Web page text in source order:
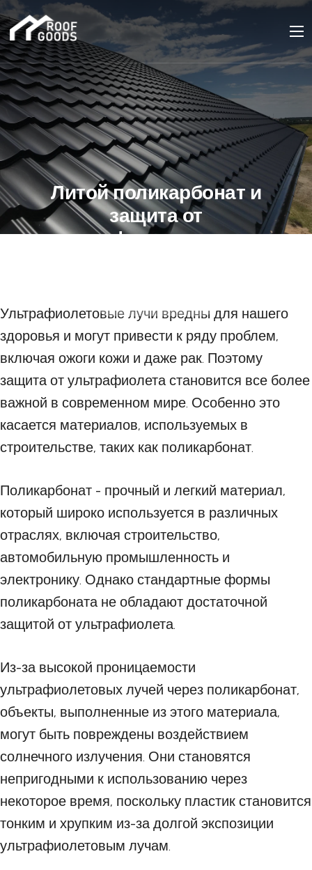
Литой поликарбонат и
защита от
ультрафиолета: новые
Ультрафиолетовые лучи вредны для нашего
здоровья и могут привести к ряду проблем,
включая ожоги кожи и даже рак. Поэтому
защита от ультрафиолета становится все более
важной в современном мире. Особенно это
касается материалов, используемых в
строительстве, таких как поликарбонат.
Поликарбонат - прочный и легкий материал,
который широко используется в различных
отраслях, включая строительство,
автомобильную промышленность и
электронику. Однако стандартные формы
поликарбоната не обладают достаточной
защитой от ультрафиолета.
Из-за высокой проницаемости
ультрафиолетовых лучей через поликарбонат,
объекты, выполненные из этого материала,
могут быть повреждены воздействием
солнечного излучения. Они становятся
непригодными к использованию через
некоторое время, поскольку пластик становится
тонким и хрупким из-за долгой экспозиции
ультрафиолетовым лучам.